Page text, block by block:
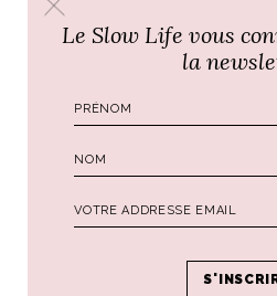
Le Slow Life vous
la